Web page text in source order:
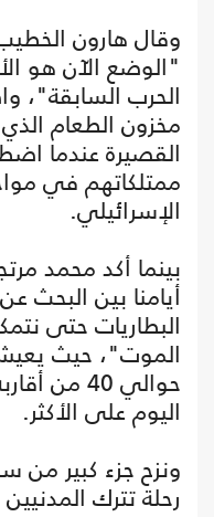
"الوضع الآن هو
الحرب السابقة"،
مخزون الطعام
القصيرة عندما
ممتلكاتهم في
الإسرائيلي.
أيامنا بين البحث
البطاريات حتى
الموت"، حيث
حوالي 40
اليوم على الأكثر.
ونزح جزء كبير من
رحلة تترك